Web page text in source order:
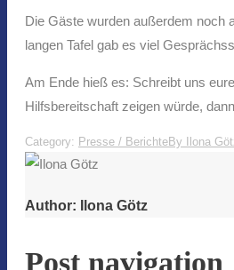
Die Gäste wurden außerdem noch
langen Tafel gab es viel
Am Ende hieß es: Schreibt uns
Hilfsbereitschaft zeigen würde,
Category: Presse / BerichteBy Ilona
Author: Ilona Götz
Post navigation